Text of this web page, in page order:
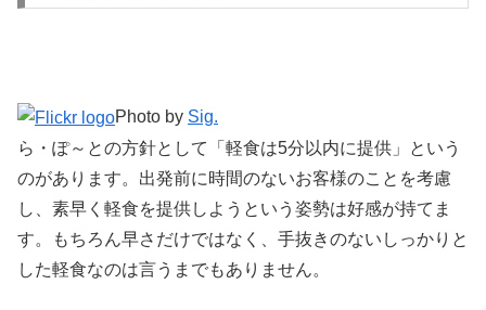
Photo by Sig.
ら・ぽ～との方針として「軽食は5分以内に提供」という
のがあります。出発前に時間のないお客様のことを考慮
し、素早く軽食を提供しようという姿勢は好感が持てま
す。もちろん早さだけではなく、手抜きのないしっかりと
した軽食なのは言うまでもありません。